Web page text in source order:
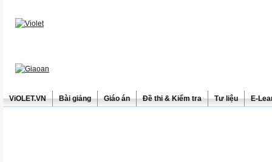
ViOLET.VN Bài giảng Giáo án Đề thi & Kiểm tra Tư liệu E-